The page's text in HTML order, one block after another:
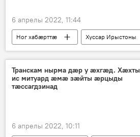
6 апрелы 2022, 11:44
Ног хабӕрттӕ Хуссар Ирыстоны
Транскам нырма дӕр у ӕхгӕд. Хӕхты
ис митуард ӕмӕ зӕйты ӕрцыды
тӕссагдзинад
6 апрелы 2022, 10:11